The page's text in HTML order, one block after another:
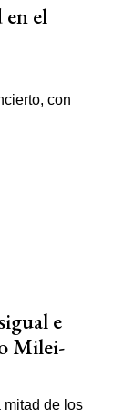
el
e
Milei-